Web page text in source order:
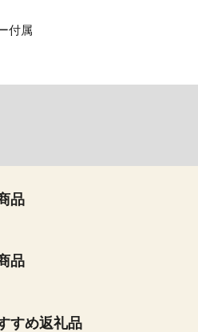
付属
品
品
すめ返礼品